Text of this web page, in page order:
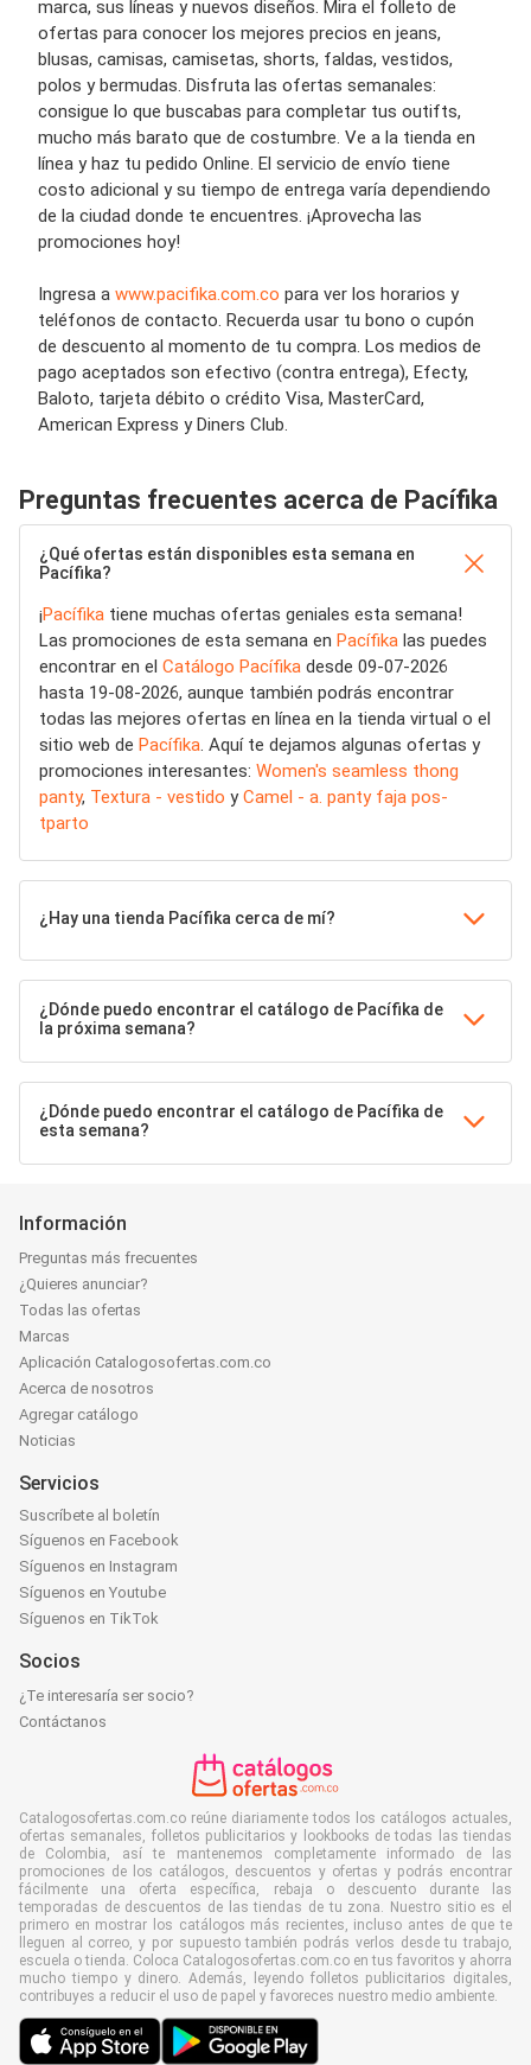
marca, sus líneas y nuevos diseños. Mira el folleto de
ofertas para conocer los mejores precios en jeans,
blusas, camisas, camisetas, shorts, faldas, vestidos,
polos y bermudas. Disfruta las ofertas semanales:
consigue lo que buscabas para completar tus outifts,
mucho más barato que de costumbre. Ve a la tienda en
línea y haz tu pedido Online. El servicio de envío tiene
costo adicional y su tiempo de entrega varía dependiendo
de la ciudad donde te encuentres. ¡Aprovecha las
promociones hoy!
Ingresa a www.pacifika.com.co para ver los horarios y
teléfonos de contacto. Recuerda usar tu bono o cupón
de descuento al momento de tu compra. Los medios de
pago aceptados son efectivo (contra entrega), Efecty,
Baloto, tarjeta débito o crédito Visa, MasterCard,
American Express y Diners Club.
Preguntas frecuentes acerca de Pacífika
¿Qué ofertas están disponibles esta semana en
Pacífika?
¡Pacífika tiene muchas ofertas geniales esta semana!
Las promociones de esta semana en Pacífika las puedes
encontrar en el Catálogo Pacífika desde 09-07-2026
hasta 19-08-2026, aunque también podrás encontrar
todas las mejores ofertas en línea en la tienda virtual o el
sitio web de Pacífika. Aquí te dejamos algunas ofertas y
promociones interesantes: Women's seamless thong
panty, Textura - vestido yCamel - a. panty faja pos-
tparto
¿Hay una tienda Pacífika cerca de mí?
¿Dónde puedo encontrar el catálogo de Pacífika de
la próxima semana?
¿Dónde puedo encontrar el catálogo de Pacífika de
esta semana?
Información
Preguntas más frecuentes
¿Quieres anunciar?
Todas las ofertas
Marcas
Aplicación Catalogosofertas.com.co
Acerca de nosotros
Agregar catálogo
Noticias
Servicios
Suscríbete al boletín
Síguenos en Facebook
Síguenos en Instagram
Síguenos en Youtube
Síguenos en TikTok
Socios
¿Te interesaría ser socio?
Contáctanos
Catalogosofertas.com.co reúne diariamente todos los catálogos actuales,
ofertas semanales, folletos publicitarios y lookbooks de todas las tiendas
de Colombia, así te mantenemos completamente informado de las
promociones de los catálogos, descuentos y ofertas y podrás encontrar
fácilmente una oferta específica, rebaja o descuento durante las
temporadas de descuentos de las tiendas de tu zona. Nuestro sitio es el
primero en mostrar los catálogos más recientes, incluso antes de que te
lleguen al correo, y por supuesto también podrás verlos desde tu trabajo,
escuela o tienda. Coloca Catalogosofertas.com.co en tus favoritos y ahorra
mucho tiempo y dinero. Además, leyendo folletos publicitarios digitales,
contribuyes a reducir el uso de papel y favoreces nuestro medio ambiente.